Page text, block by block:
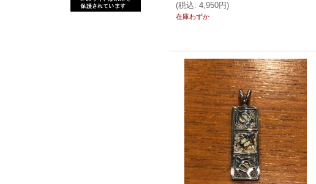
(税込: 4,950円)
在庫わずか